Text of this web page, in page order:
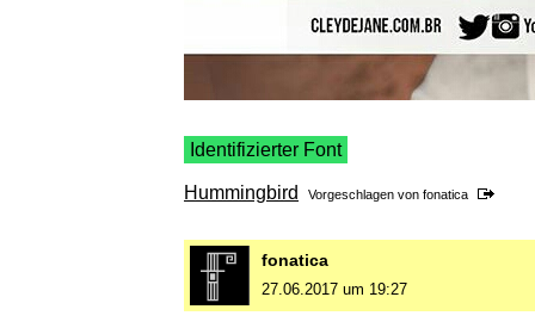
Identifizierter Font
Hummingbird Vorgeschlagen von fonatica
fonatica
27.06.2017 um 19:27